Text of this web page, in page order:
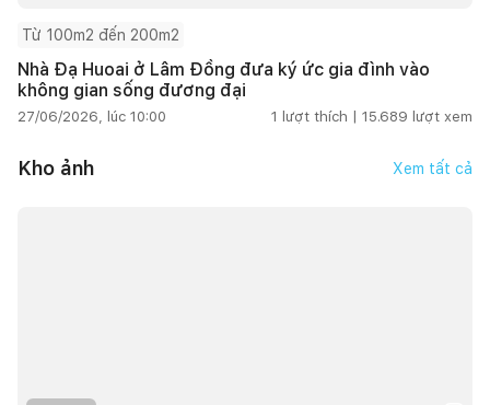
Từ 100m2 đến 200m2
Nhà Đạ Huoai ở Lâm Đồng đưa ký ức gia đình vào
không gian sống đương đại
27/06/2026, lúc 10:00 1 lượt thích | 15.689 lượt xem
Kho ảnh Xem tất cả